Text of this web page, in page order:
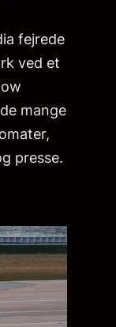
fejrede
ved et
mange
presse.